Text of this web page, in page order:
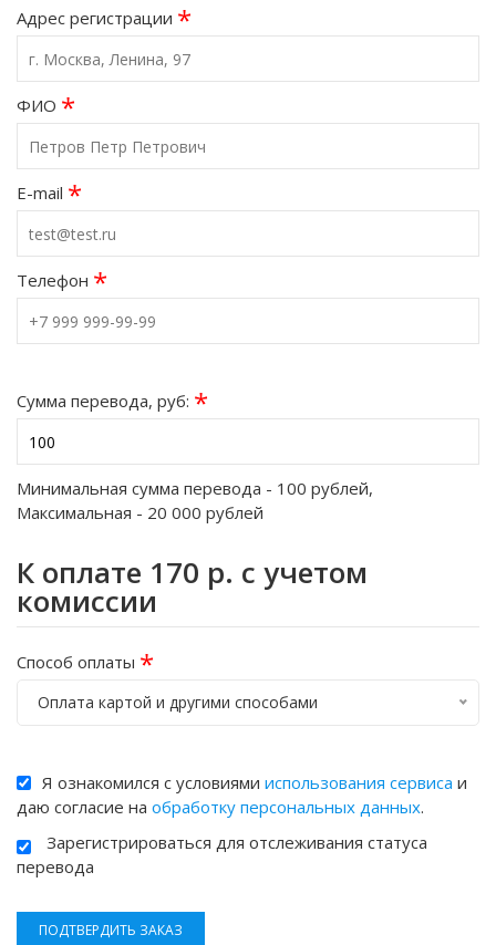
Адрес регистрации *
ФИО *
E-mail *
Телефон *
Сумма перевода, руб: *
Минимальная сумма перевода - 100 рублей,
Максимальная - 20 000 рублей
К оплате 170 р. с учетом
комиссии
Способ оплаты *
Оплата картой и другими способами
Я ознакомился с условиями использования сервиса и
даю согласие на обработку персональных данных.
Зарегистрироваться для отслеживания статуса
перевода
ПОДТВЕРДИТЬ ЗАКАЗ